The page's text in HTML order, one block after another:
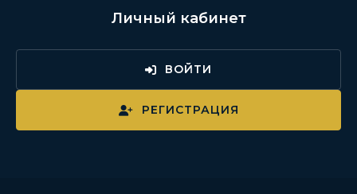
Личный кабинет
ВОЙТИ
РЕГИСТРАЦИЯ